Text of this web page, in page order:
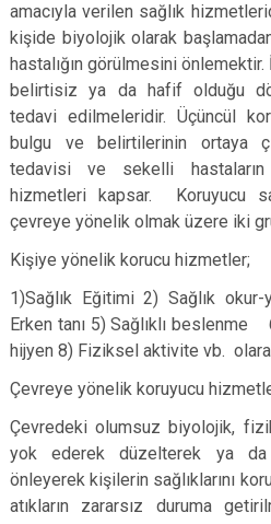
Çeşme
Çiğli
Dikili
Kiraz
Konak
Menderes
amacıyla verilen sağlık
kişide biyolojik olarak
hastalığın görülmesini önlemektir.
belirtisiz ya da hafif olduğu
tedavi edilmeleridir. Üçüncül
bulgu ve belirtilerinin ortaya
tedavisi ve sekelli
hizmetleri kapsar. Koruyucu
çevreye yönelik olmak üzere iki
Kişiye yönelik korucu hizmetler;
1)Sağlık Eğitimi 2) Sağlık okur-
Erken tanı 5) Sağlıklı
hijyen 8) Fiziksel aktivite vb.
Çevreye yönelik koruyucu
Çevredeki olumsuz biyolojik,
yok ederek düzelterek ya da
önleyerek kişilerin sağlıklarını
atıkların zararsız duruma